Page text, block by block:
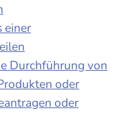
einer
Durchführung von
oder
oder